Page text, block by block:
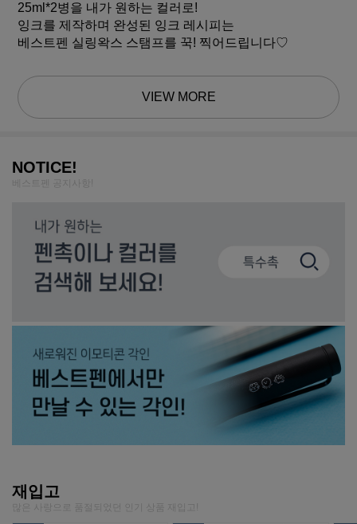
25ml*2병을 내가 원하는 컬러로!
잉크를 제작하며 완성된 잉크 레시피는
베스트펜 실링왁스 스탬프를 꾹! 찍어드립니다♡
VIEW MORE
NOTICE!
베스트펜 공지사항!
재입고
많은 사랑으로 품절되었던 인기 상품 재입고!